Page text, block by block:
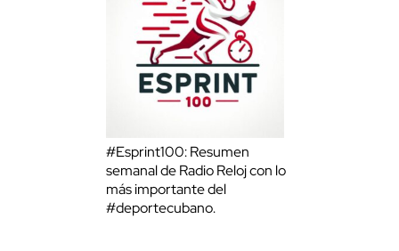
#Esprint100: Resumen
semanal de Radio Reloj con lo
más importante del
#deportecubano.